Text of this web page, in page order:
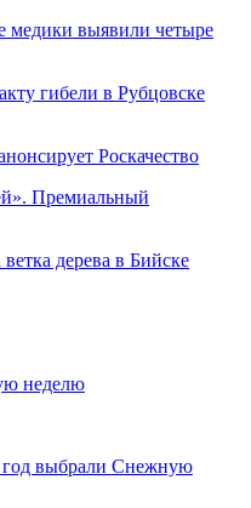
медики выявили четыре
гибели в Рубцовске
Роскачество
Премиальный
дерева в Бийске
неделю
выбрали Снежную